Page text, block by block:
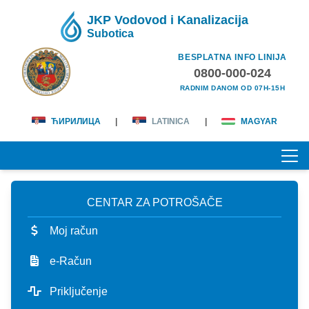
JKP Vodovod i Kanalizacija
Subotica
BESPLATNA INFO LINIJA
0800-000-024
RADNIM DANOM OD 07H-15H
ЋИРИЛИЦА LATINICA MAGYAR
POČETNA
O NAMA
lična karta
KORISNICI
CENTAR ZA POTROŠAČE
Moj račun
e-Račun
Priključenje